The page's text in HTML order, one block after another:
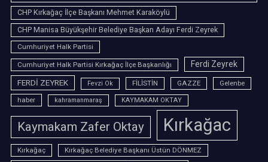
CHP Kırkağaç İlçe Başkanı Mehmet Karaköylü
CHP Manisa Büyükşehir Belediye Başkan Adayı Ferdi Zeyrek
Cumhuriyet Halk Partisi
Cumhuriyet Halk Partisi Kırkağaç İlçe Başkanlığı
Ferdi Zeyrek
FERDİ ZEYREK
Fevzi Ok FİLİSTİN GAZZE
Gelenbe
haber
kahramanmaraş KAYMAKAM OKTAY
Kaymakam Zafer Oktay Kırkağac
Kırkağaç Kırkağaç Belediye Başkanı Üstün DÖNMEZ